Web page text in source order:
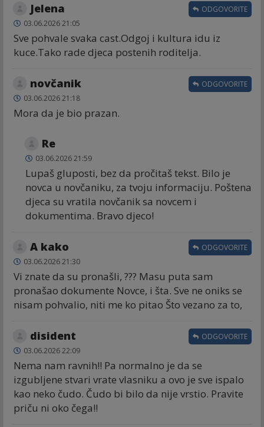
Jelena
03.06.2026 21:05
Sve pohvale svaka cast.Odgoj i kultura idu iz
kuce.Tako rade djeca postenih roditelja.
ODGOVORITE
novčanik
03.06.2026 21:18
Mora da je bio prazan.
ODGOVORITE
Re
03.06.2026 21:59
Lupaš gluposti, bez da pročitaš tekst. Bilo je
novca u novčaniku, za tvoju informaciju. Poštena
djeca su vratila novčanik sa novcem i
dokumentima. Bravo djeco!
A kako
03.06.2026 21:30
Vi znate da su pronašli, ??? Masu puta sam
pronašao dokumente Novce, i šta. Sve ne oniks se
nisam pohvalio, niti me ko pitao Što vezano za to,
ODGOVORITE
disident
03.06.2026 22:09
Nema nam ravnih!! Pa normalno je da se
izgubljene stvari vrate vlasniku a ovo je sve ispalo
kao neko čudo. Čudo bi bilo da nije vrstio. Pravite
priču ni oko čega!!
ODGOVORITE